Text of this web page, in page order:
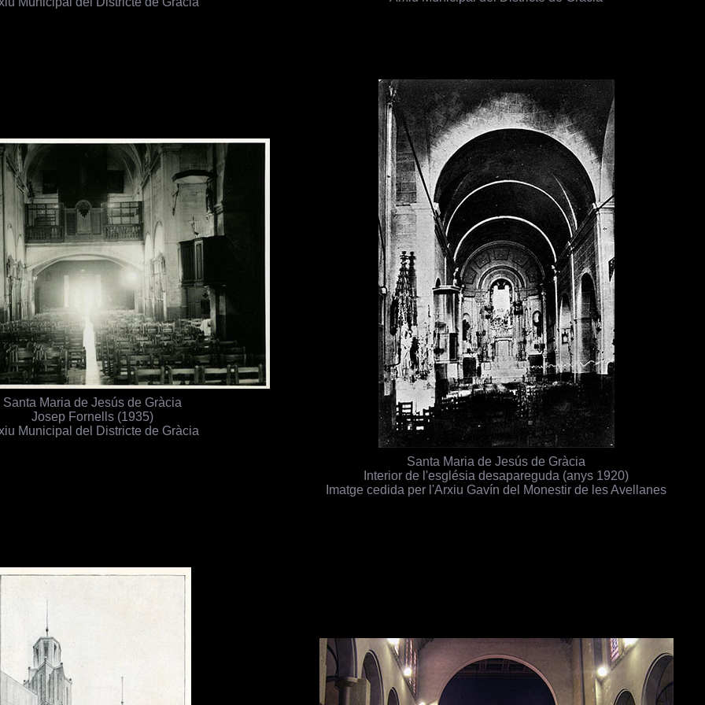
Santa Maria de Jesús de Gràcia
Josep Fornells (1935)
Municipal del Districte de Gràcia
Santa Maria de Jesús de Gràcia
Interior de l'església desapareguda (anys 1920)
Imatge cedida per l'Arxiu Gavín del Monestir de les Avellanes